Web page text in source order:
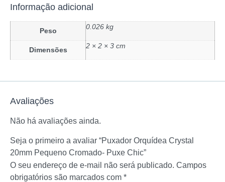
Informação adicional
Peso 0.026 kg
Dimensões 2 × 2 × 3 cm
Avaliações
Não há avaliações ainda.
Seja o primeiro a avaliar “Puxador Orquídea Crystal
20mm Pequeno Cromado- Puxe Chic”
O seu endereço de e-mail não será publicado. Campos
obrigatórios são marcados com *